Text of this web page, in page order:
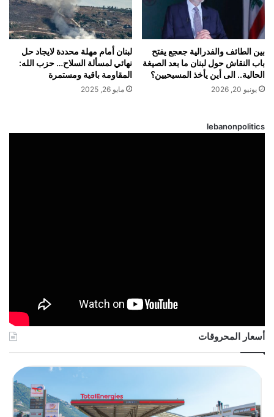
بين الطائف والفدرالية جعجع يفتح
باب النقاش حول لبنان ما بعد الصيغة
الحالية.. الى أين يأخذ المسيحيين؟
يونيو 20, 2026
لبنان أمام مهلة محددة لايجاد حل
نهائي لمسألة السلاح… حزب الله:
المقاومة باقية ومستمرة
مايو 26, 2025
lebanonpolitics
أسعار المحروقات